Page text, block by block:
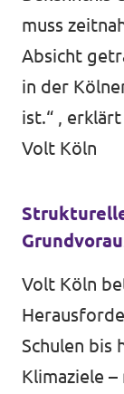
muss
Absicht
in der
ist.“ , erklärt
Volt Köln
Volt Köln
Schulen bis
Klimaziele